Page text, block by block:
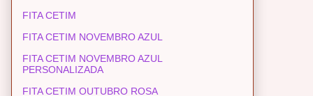
FITA CETIM
FITA CETIM NOVEMBRO AZUL
FITA CETIM NOVEMBRO AZUL
PERSONALIZADA
FITA CETIM OUTUBRO ROSA